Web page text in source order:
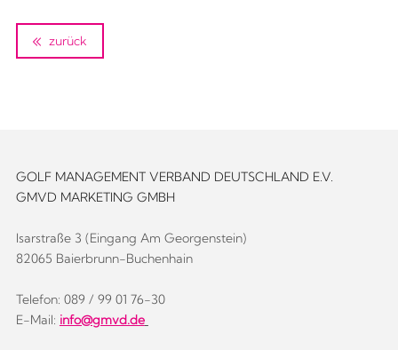
zurück
GOLF MANAGEMENT VERBAND DEUTSCHLAND E.V.
GMVD MARKETING GMBH
Isarstraße 3 (Eingang Am Georgenstein)
82065 Baierbrunn-Buchenhain
Telefon: 089 / 99 01 76-30
E-Mail: info@gmvd.de